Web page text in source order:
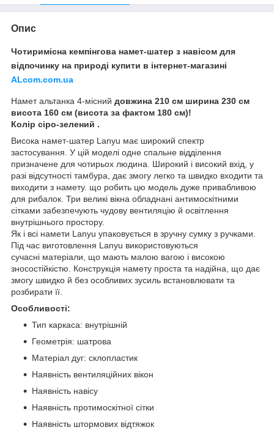
Опис
Чотиримісна кемпінгова намет-шатер з навісом для
відпочинку на природі купити в інтернет-магазині
ALcom.com.ua
Намет альтанка 4-місний довжина 210 см ширина 230 см
висота 160 см (висота за фактом 180 см)!
Колір сіро-зелений .
Висока намет-шатер Lanyu має широкий спектр
застосування. У цій моделі одне спальне відділення
призначене для чотирьох людина. Широкий і високий вхід, у
разі відсутності тамбура, дає змогу легко та швидко входити та
виходити з намету. що робить цю модель дуже привабливою
для рибалок. Три великі вікна обладнані антимоскітними
сітками забезпечують чудову вентиляцію й освітлення
внутрішнього простору.
Як і всі намети Lanyu упаковується в зручну сумку з ручками.
Під час виготовлення Lanyu використовуються
сучасні матеріали, що мають малою вагою і високою
зносостійкістю. Конструкція намету проста та надійна, що дає
змогу швидко й без особливих зусиль встановлювати та
розбирати її.
Особливості:
Тип каркаса: внутрішній
Геометрія: шатрова
Матеріал дуг: склопластик
Наявність вентиляційних вікон
Наявність навісу
Наявність протимоскітної сітки
Наявність штормових відтяжок